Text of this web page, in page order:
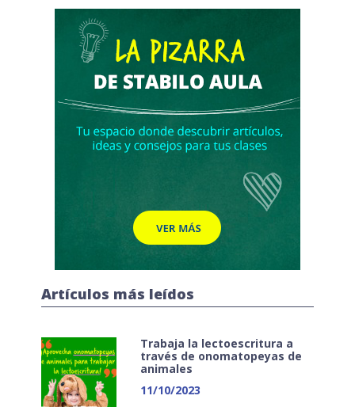
Artículos más leídos
Trabaja la lectoescritura a
través de onomatopeyas de
animales
11/10/2023